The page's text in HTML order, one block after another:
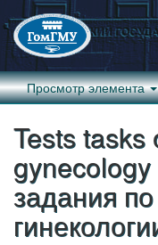
Просмотр элемента
Tests tasks
задания